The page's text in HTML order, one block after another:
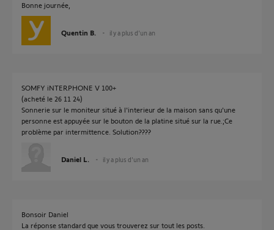
Bonne journée,
Quentin B. il y a plus d'un an
SOMFY iNTERPHONE V 100+
(acheté le 26 11 24)
Sonnerie sur le moniteur situé à l'interieur de la maison sans qu'une
personne est appuyée sur le bouton de la platine situé sur la rue.;Ce
problème par intermittence. Solution????
Daniel L. il y a plus d'un an
Bonsoir Daniel
La réponse standard que vous trouverez sur tout les posts.